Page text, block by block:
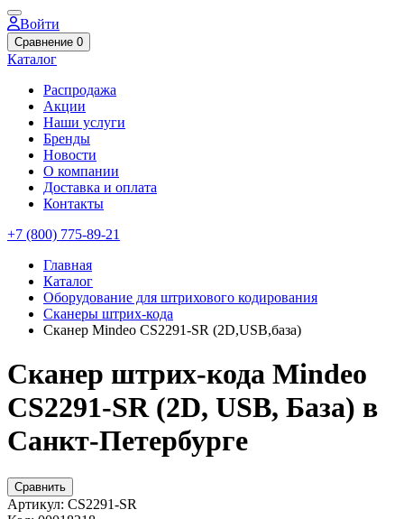
Войти
Сравнение 0
Каталог
Распродажа
Акции
Наши услуги
Бренды
Новости
О компании
Доставка и оплата
Контакты
+7 (800) 775-89-21
Главная
Каталог
Оборудование для штрихового кодирования
Сканеры штрих-кода
Сканер Mindeo CS2291-SR (2D,USB,база)
Сканер штрих-кода Mindeo
CS2291-SR (2D, USB, База) в
Санкт-Петербурге
Сравнить
Артикул: CS2291-SR